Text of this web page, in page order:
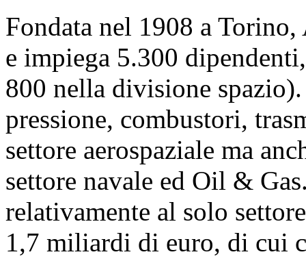
Fondata nel 1908 a
e impiega 5.300
800 nella divisione
pressione, combustori,
settore aerospaziale ma
settore navale ed Oil &
relativamente al solo
1,7 miliardi di euro, di cui